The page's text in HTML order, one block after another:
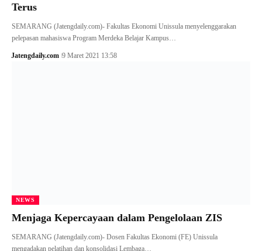
Terus
SEMARANG (Jatengdaily.com)- Fakultas Ekonomi Unissula menyelenggarakan
pelepasan mahasiswa Program Merdeka Belajar Kampus…
Jatengdaily.com 9 Maret 2021 13:58
NEWS
Menjaga Kepercayaan dalam Pengelolaan ZIS
SEMARANG (Jatengdaily.com)- Dosen Fakultas Ekonomi (FE) Unissula
mengadakan pelatihan dan konsolidasi Lembaga…